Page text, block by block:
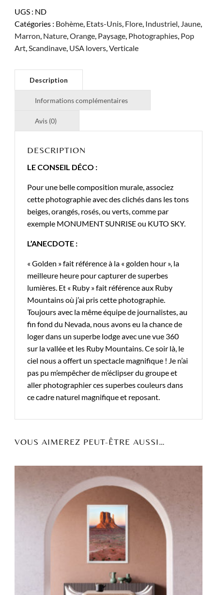
UGS : ND
Catégories : Bohème, Etats-Unis, Flore, Industriel, Jaune,
Marron, Nature,Orange, Paysage, Photographies, Pop
Art,Scandinave, USA lovers,Verticale
DESCRIPTION
LE CONSEIL DÉCO :
Pour une belle composition murale, associez
cette photographie avec des clichés dans les tons
beiges, orangés, rosés, ou verts, comme par
exemple MONUMENT SUNRISE ou KUTO SKY.
L’ANECDOTE :
« Golden » fait référence à la « golden hour », la
meilleure heure pour capturer de superbes
lumières. Et « Ruby » fait référence aux Ruby
Mountains où j’ai pris cette photographie.
Toujours avec la même équipe de journalistes, au
fin fond du Nevada, nous avons eu la chance de
loger dans un superbe lodge avec une vue 360
sur la vallée et les Ruby Mountains. Ce soir là, le
ciel nous a offert un spectacle magnifique ! Je n’ai
pas pu m’empêcher de m’éclipser du groupe et
aller photographier ces superbes couleurs dans
ce cadre naturel magnifique et reposant.
VOUS AIMEREZ PEUT-ÊTRE AUSSI…